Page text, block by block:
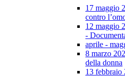
17 maggio
contro
12 maggio
-
aprile -
8 marzo
della donna
13